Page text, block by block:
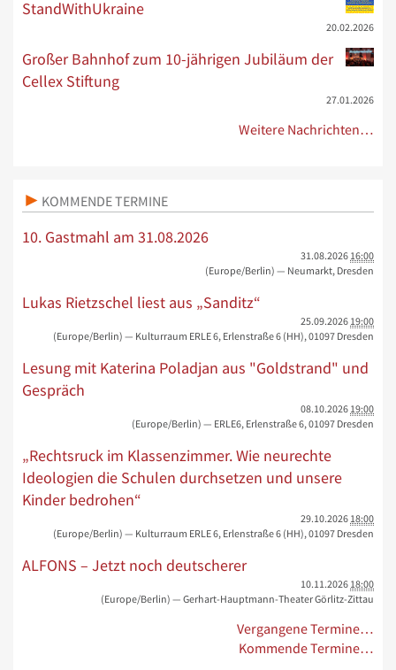
StandWithUkraine
20.02.2026
Großer Bahnhof zum 10-jährigen Jubiläum der
Cellex Stiftung
27.01.2026
Weitere Nachrichten…
KOMMENDE TERMINE
10. Gastmahl am 31.08.2026
31.08.2026 16:00
(Europe/Berlin) — Neumarkt, Dresden
Lukas Rietzschel liest aus „Sanditz“
25.09.2026 19:00
(Europe/Berlin) — Kulturraum ERLE 6, Erlenstraße 6 (HH), 01097 Dresden
Lesung mit Katerina Poladjan aus "Goldstrand" und
Gespräch
08.10.2026 19:00
(Europe/Berlin) — ERLE6, Erlenstraße 6, 01097 Dresden
„Rechtsruck im Klassenzimmer. Wie neurechte
Ideologien die Schulen durchsetzen und unsere
Kinder bedrohen“
29.10.2026 18:00
(Europe/Berlin) — Kulturraum ERLE 6, Erlenstraße 6 (HH), 01097 Dresden
ALFONS – Jetzt noch deutscherer
10.11.2026 18:00
(Europe/Berlin) — Gerhart-Hauptmann-Theater Görlitz-Zittau
Vergangene Termine…
Kommende Termine…